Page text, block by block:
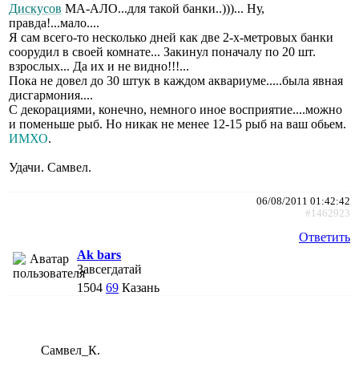
Дискусов МА-АЛО...для такой банки..)))... Ну,
правда!...мало....
Я сам всего-то несколько дней как две 2-х-метровых банки
соорудил в своей комнате... Закинул поначалу по 20 шт.
взрослых... Да их и не видно!!!...
Пока не довел до 30 штук в каждом аквариуме.....была явная
дисгармония....
С декорациями, конечно, немного иное восприятие....можно
и поменьше рыб. Но никак не менее 12-15 рыб на ваш обьем.
ИМХО.
Удачи. Самвел.
06/08/2011 01:42:42
#1462923
Ответить
Ak bars
Завсегдатай
1504 69 Казань
Самвел_К.